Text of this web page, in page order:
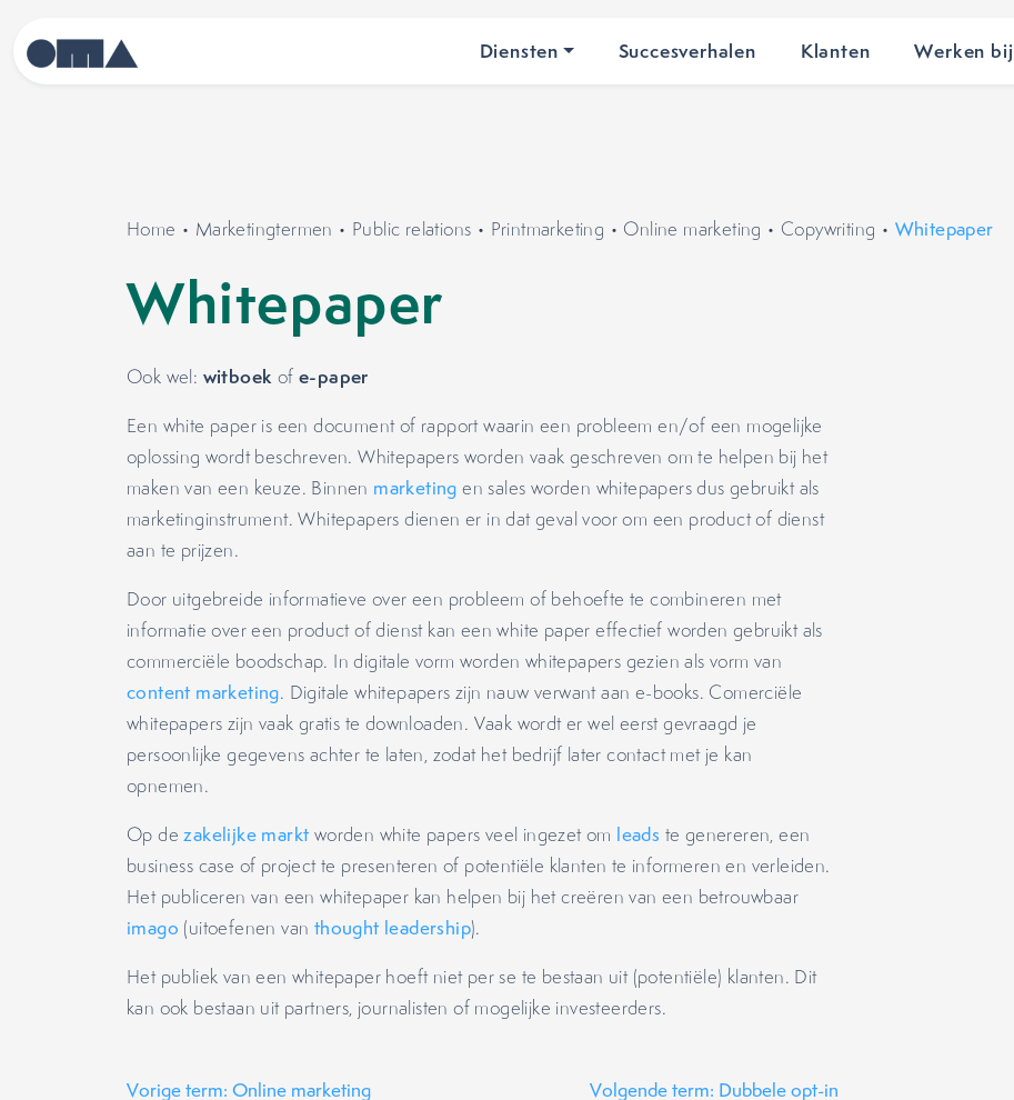
Diensten Succesverhalen Klanten Werken bij
Home • Marketingtermen • Public relations • Printmarketing • Online marketing • Copywriting • Whitepaper
Whitepaper
Ook wel: witboek ofe-paper
Een white paper is een document of rapport waarin een probleem en/of een mogelijke
oplossing wordt beschreven. Whitepapers worden vaak geschreven om te helpen bij het
maken van een keuze. Binnen marketing en sales worden whitepapers dus gebruikt als
marketinginstrument. Whitepapers dienen er in dat geval voor om een product of dienst
aan te prijzen.
Door uitgebreide informatieve over een probleem of behoefte te combineren met
informatie over een product of dienst kan een white paper effectief worden gebruikt als
commerciële boodschap. In digitale vorm worden whitepapers gezien als vorm van
content marketing. Digitale whitepapers zijn nauw verwant aan e-books. Comerciële
whitepapers zijn vaak gratis te downloaden. Vaak wordt er wel eerst gevraagd je
persoonlijke gegevens achter te laten, zodat het bedrijf later contact met je kan
opnemen.
Op dezakelijke markt worden white papers veel ingezet om leads te genereren, een
business case of project te presenteren of potentiële klanten te informeren en verleiden.
Het publiceren van een whitepaper kan helpen bij het creëren van een betrouwbaar
imago (uitoefenen van thought leadership).
Het publiek van een whitepaper hoeft niet per se te bestaan uit (potentiële) klanten. Dit
kan ook bestaan uit partners, journalisten of mogelijke investeerders.
Vorige term: Online marketing Volgende term: Dubbele opt-in